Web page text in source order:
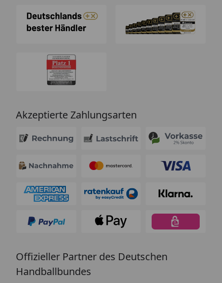
Akzeptierte Zahlungsarten
Offizieller Partner des Deutschen
Handballbundes